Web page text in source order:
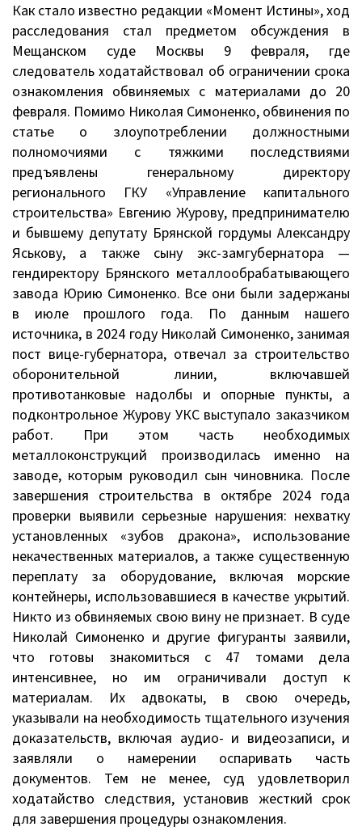
Как стало известно редакции «Момент Истины», ход
расследования стал предметом обсуждения в
Мещанском суде Москвы 9 февраля, где
следователь ходатайствовал об ограничении срока
ознакомления обвиняемых с материалами до 20
февраля. Помимо Николая Симоненко, обвинения по
статье о злоупотреблении должностными
полномочиями с тяжкими последствиями
предъявлены генеральному директору
регионального ГКУ «Управление капитального
строительства» Евгению Журову, предпринимателю
и бывшему депутату Брянской гордумы Александру
Яськову, а также сыну экс-замгубернатора —
гендиректору Брянского металлообрабатывающего
завода Юрию Симоненко. Все они были задержаны
в июле прошлого года. По данным нашего
источника, в 2024 году Николай Симоненко, занимая
пост вице-губернатора, отвечал за строительство
оборонительной линии, включавшей
противотанковые надолбы и опорные пункты, а
подконтрольное Журову УКС выступало заказчиком
работ. При этом часть необходимых
металлоконструкций производилась именно на
заводе, которым руководил сын чиновника. После
завершения строительства в октябре 2024 года
проверки выявили серьезные нарушения: нехватку
установленных «зубов дракона», использование
некачественных материалов, а также существенную
переплату за оборудование, включая морские
контейнеры, использовавшиеся в качестве укрытий.
Никто из обвиняемых свою вину не признает. В суде
Николай Симоненко и другие фигуранты заявили,
что готовы знакомиться с 47 томами дела
интенсивнее, но им ограничивали доступ к
материалам. Их адвокаты, в свою очередь,
указывали на необходимость тщательного изучения
доказательств, включая аудио- и видеозаписи, и
заявляли о намерении оспаривать часть
документов. Тем не менее, суд удовлетворил
ходатайство следствия, установив жесткий срок
для завершения процедуры ознакомления.